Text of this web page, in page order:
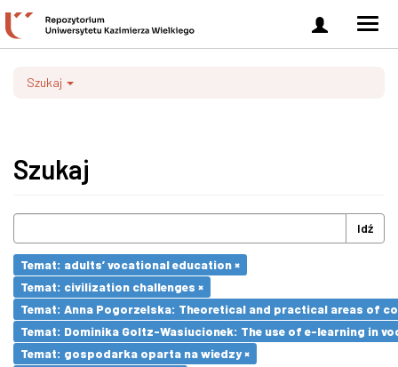
Zaloguj
się
Szukaj
Szukaj
Idź
Temat: adults’ vocational education ×
Temat: civilization challenges ×
Temat: Anna Pogorzelska: Theoretical and practical areas of
Temat: Dominika Goltz-Wasiucionek: The use of e-learning in
Temat: gospodarka oparta na wiedzy ×